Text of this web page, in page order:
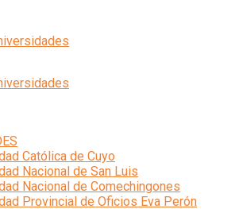
Católica de Cuyo
Nacional de San Luis
Nacional de Comechingones
Provincial de Oficios Eva Perón